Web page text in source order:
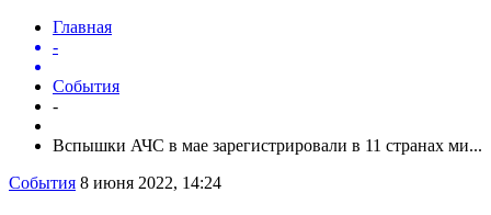
Главная
-
События
-
Вспышки АЧС в мае зарегистрировали в 11 странах ми...
События 8 июня 2022, 14:24